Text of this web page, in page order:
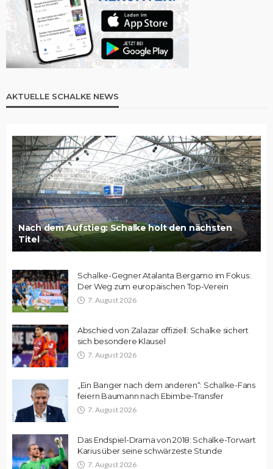
AKTUELLE SCHALKE NEWS
Nach dem Aufstieg: Schalke holt den nächsten
Titel
Schalke-Gegner Atalanta Bergamo im Fokus:
Der Weg zum europäischen Top-Verein
7. August 2026
Abschied von Zalazar offiziell: Schalke sichert
sich besondere Klausel
7. August 2026
„Ein Banger nach dem anderen“: Schalke-Fans
feiern Baumann nach Ebimbe-Transfer
7. August 2026
Das Endspiel-Drama von 2018: Schalke-Torwart
Karius über seine schwärzeste Stunde
7. August 2026